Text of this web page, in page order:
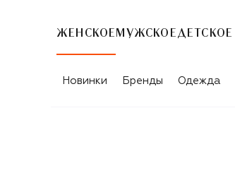
ЖЕНСКОЕ МУЖСКОЕ ДЕТСКОЕ
Новинки Бренды Одежда